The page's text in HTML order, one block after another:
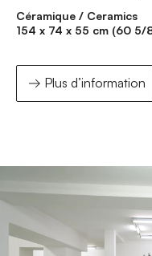
Céramique / Ceramics
154 x 74 x 55 cm (60 5/
Plus d’information